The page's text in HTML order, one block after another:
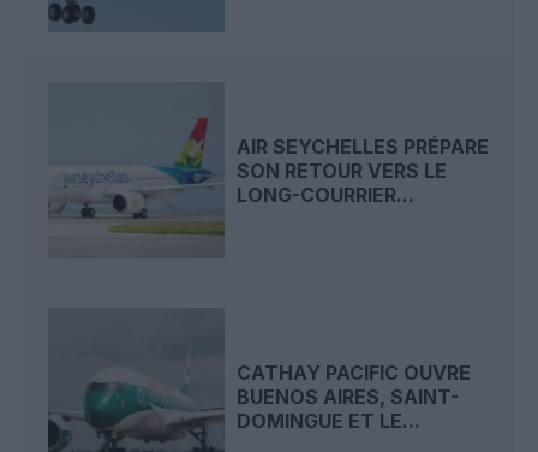
AIR SEYCHELLES PRÉPARE
SON RETOUR VERS LE
LONG-COURRIER...
CATHAY PACIFIC OUVRE
BUENOS AIRES, SAINT-
DOMINGUE ET LE...